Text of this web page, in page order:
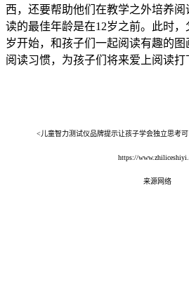
西，还要帮助他们在教学之外培养
读的最佳年龄是在12岁之前。此时
岁开始，和孩子们一起阅读有趣的
阅读习惯，为孩子们将来爱上阅读打
<儿童智力测试仪品牌提示让孩子学会独立思考
https://
来源网络